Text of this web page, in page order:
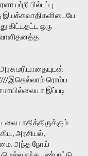
பற்றி பில்டப்பு
இயக்கவாதிகளிடையே
கிட்டதட்ட ஒரு
மரியாதையுடன்
இதெல்லாம் ரொம்ப
இப்படி
பாதித்திருக்கும்
அரசியல்,
அந்த நோய்